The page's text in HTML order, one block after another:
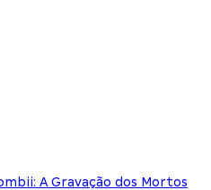
A Gravação dos Mortos